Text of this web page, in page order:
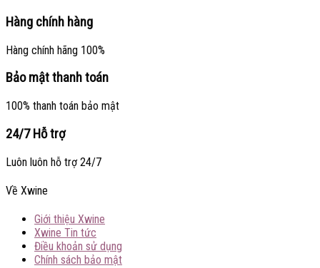
Hàng chính hàng
Hàng chính hãng 100%
Bảo mật thanh toán
100% thanh toán bảo mật
24/7 Hỗ trợ
Luôn luôn hỗ trợ 24/7
Về Xwine
Giới thiệu Xwine
Xwine Tin tức
Điều khoản sử dụng
Chính sách bảo mật